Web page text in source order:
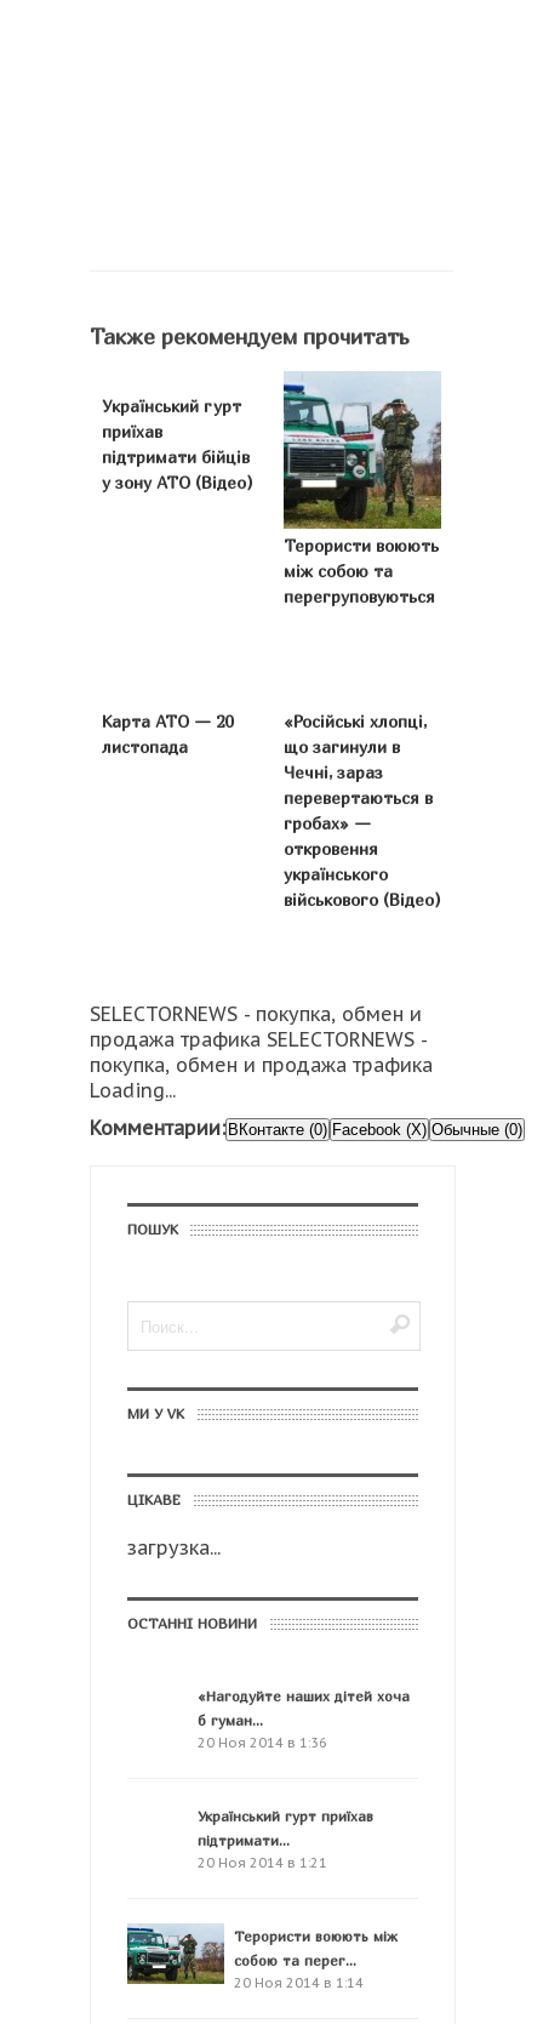
Также рекомендуем прочитать
Український гурт
приїхав
підтримати бійців
у зону АТО (Відео)
Терористи воюють
між собою та
перегруповуються
Карта АТО — 20
листопада
«Російські хлопці,
що загинули в
Чечні, зараз
перевертаються в
гробах» —
откровення
українського
військового (Відео)
SELECTORNEWS - покупка, обмен и
продажа трафика SELECTORNEWS -
покупка, обмен и продажа трафика
Loading...
Комментарии: ВКонтакте (0) Facebook (X) Обычные (0)
ПОШУК
МИ У VK
ЦІКАВЕ
загрузка...
ОСТАННІ НОВИНИ
«Нагодуйте наших дітей хоча
б гуман...
20 Ноя 2014 в 1:36
Український гурт приїхав
підтримати...
20 Ноя 2014 в 1:21
Терористи воюють між
собою та перег...
20 Ноя 2014 в 1:14